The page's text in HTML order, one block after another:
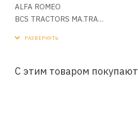
ALFA ROMEO
BCS TRACTORS MA.TRA
DEUTZ AG F2M 1008
С этим товаром покупают